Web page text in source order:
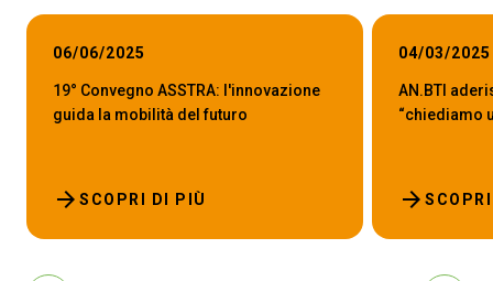
06/06/2025
19° Convegno ASSTRA: l'innovazione
guida la mobilità del futuro
SCOPRI DI PIÙ
arrow_forward
04/03/2025
AN.BTI
“chiediamo
arrow_forward